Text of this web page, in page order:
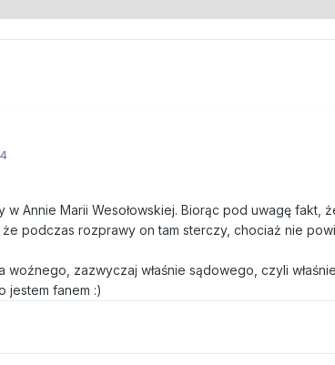
Annie Marii Wesołowskiej. Biorąc pod uwagę fakt,
podczas rozprawy on tam sterczy, chociaż nie
zazwyczaj właśnie sądowego, czyli właśnie
jestem fanem :)